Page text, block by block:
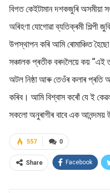
বিগত কেইটামান দশকজুৰি অসমীয়া
অৰিহণা যোগোৱা ব্যতিক্ৰমী শিল্পী
উপস্থাপন কৰি আমি ৰোমাঞ্চিত
সঞ্চালক প্ৰতীক বৰদলৈয়ে কয় “এই
অটল নিষ্ঠা আৰু তেওঁৰ কলাৰ প্ৰতি
কৰিব। আমি বিশ্বাস কৰোঁ যে ই
সকলো অনুৰাগীৰ বাবে এক আনন্দময়
0
557
Share Facebook